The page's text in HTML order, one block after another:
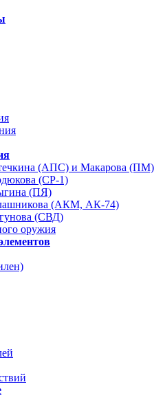
(АПС) и Макарова (ПМ)
(СР-1)
(ПЯ)
(АКМ, АК-74)
(СВД)
оружия